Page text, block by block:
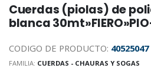
Cuerdas (piolas) de
blanca
CODIGO DE PRODUCTO: 40525047
FAMILIA: CUERDAS - CHAURAS Y SOGAS